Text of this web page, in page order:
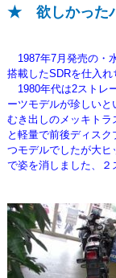
★ 欲しかった
1987年7月発売の・
搭載したSDRを仕入れ
1980年代は2ストレ
ーツモデルが珍しい
むき出しのメッキト
と軽量で前後ディスク
つモデルでしたが大
で姿を消しました、